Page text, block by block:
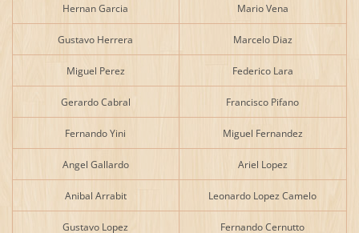
Hernan Garcia Mario Vena
Gustavo Herrera Marcelo Diaz
Miguel Perez Federico Lara
Gerardo Cabral Francisco Pifano
Fernando Yini Miguel Fernandez
Angel Gallardo Ariel Lopez
Anibal Arrabit Leonardo Lopez Camelo
Gustavo Lopez Fernando Cernutto